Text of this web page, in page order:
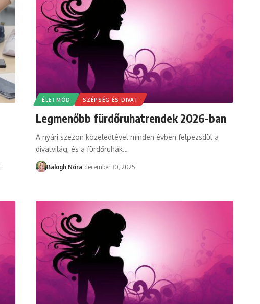
ÉLETMÓD SZÉPSÉG ÉS DIVAT
Legmenőbb fürdőruhatrendek 2026-ban
A nyári szezon közeledtével minden évben felpezsdül a
divatvilág, és a fürdőruhák…
Balogh Nóra december 30, 2025